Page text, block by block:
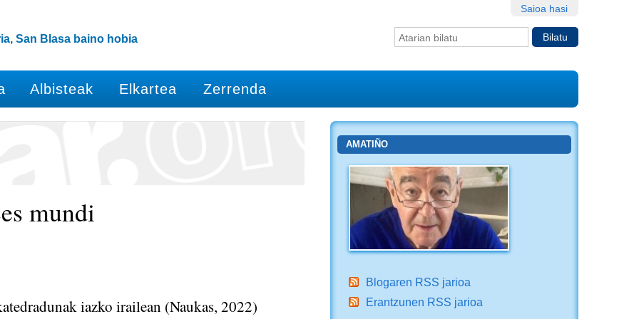
Saioa hasi
Bilatu atarian
San Blasa baino hobia
Albisteak Elkartea Zerrenda
mundi
iazko irailean (Naukas, 2022)
AMATIÑO
Blogaren RSS jarioa
Erantzunen RSS jarioa